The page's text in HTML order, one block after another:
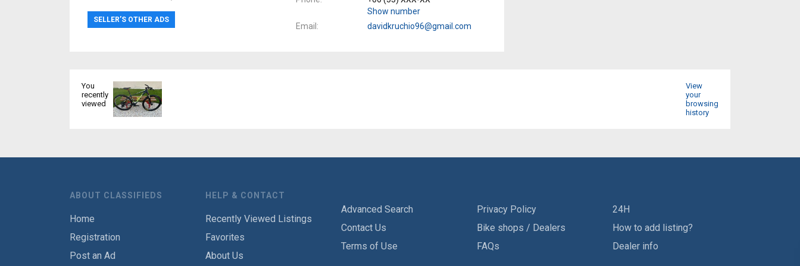
SELLER’S OTHER ADS
Show number
Email
davidkruchio96@gmail.com
You
recently
viewed
View
your
browsing
history
ABOUT CLASSIFIEDS
Home
Registration
Post an Ad
HELP & CONTACT
Recently Viewed Listings
Favorites
About Us
Advanced Search
Contact Us
Terms of Use
Privacy Policy
Bike shops / Dealers
FAQs
24H
How to add listing?
Dealer info